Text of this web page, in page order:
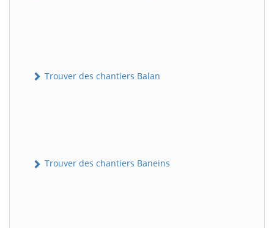
Trouver des chantiers Balan
Trouver des chantiers Baneins